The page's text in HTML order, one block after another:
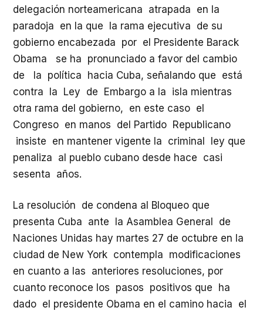
delegación norteamericana atrapada en la
paradoja en la que la rama ejecutiva de su
gobierno encabezada por el Presidente Barack
Obama se ha pronunciado a favor del cambio
de la política hacia Cuba, señalando que está
contra la Ley de Embargo a la isla mientras
otra rama del gobierno, en este caso el
Congreso en manos del Partido Republicano
insiste en mantener vigente la criminal ley que
penaliza al pueblo cubano desde hace casi
sesenta años.
La resolución de condena al Bloqueo que
presenta Cuba ante la Asamblea General de
Naciones Unidas hay martes 27 de octubre en la
ciudad de New York contempla modificaciones
en cuanto a las anteriores resoluciones, por
cuanto reconoce los pasos positivos que ha
dado el presidente Obama en el camino hacia el